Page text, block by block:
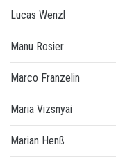
Lucas Wenzl
Manu Rosier
Marco Franzelin
Maria Vizsnyai
Marian Henß